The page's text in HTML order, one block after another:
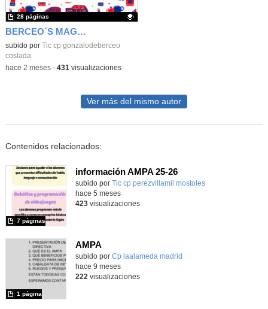
BERCEO´S MAGAZINE
Contenido educativo.
subido por Tic cp gonzalodeberceo
coslada
28 páginas
-hace 2 meses- 431 visualizaciones
Ver más del mismo autor
Contenidos relacionados:
información AMPA 25-26
subido por Tic cp perezvillamil mostoles
7 páginas
-
hace 5 meses
423visualizaciones
AMPA
subido por Cp laalameda madrid
1 página
hace 9 meses
222 visualizaciones